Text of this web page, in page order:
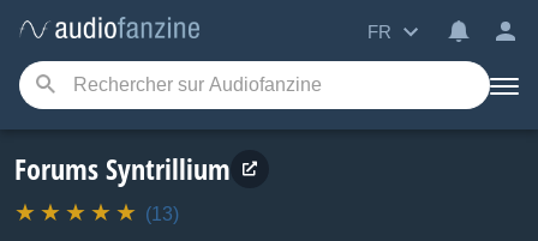
FR
Forums Syntrillium
(13)